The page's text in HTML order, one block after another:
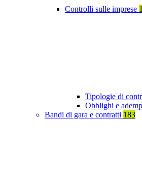
Controlli sulle imprese 1
Tipologie di
Obblighi e
Bandi di gara e contratti 183